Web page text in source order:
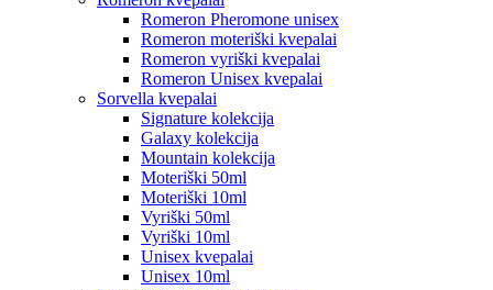
Romeron Pheromone unisex
Romeron moteriški kvepalai
Romeron vyriški kvepalai
Romeron Unisex kvepalai
Sorvella kvepalai
Signature kolekcija
Galaxy kolekcija
Mountain kolekcija
Moteriški 50ml
Moteriški 10ml
Vyriški 50ml
Vyriški 10ml
Unisex kvepalai
Unisex 10ml